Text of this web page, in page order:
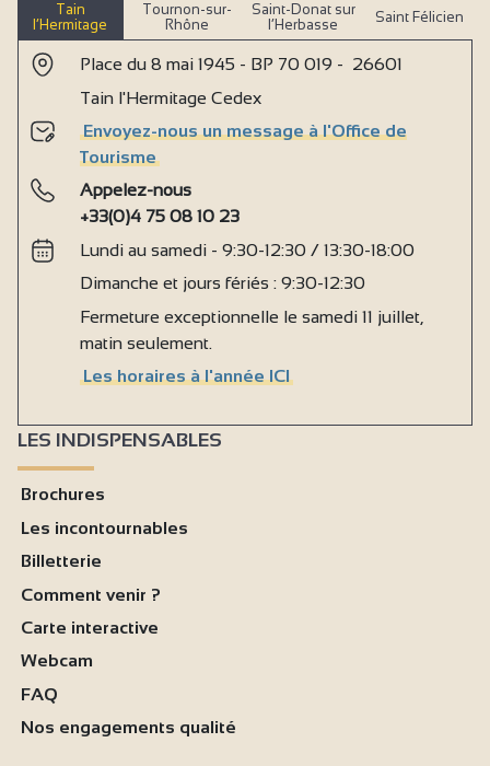
Tain
l’Hermitage
Tournon-sur-
Rhône
Saint-Donat sur
l’Herbasse
Saint Félicien
Place du 8 mai 1945 - BP 70 019 - 26601
Tain l'Hermitage Cedex
Envoyez-nous un message à l'Office de
Tourisme
Appelez-nous
+33(0)4 75 08 10 23
Lundi au samedi - 9:30-12:30 / 13:30-18:00
Dimanche et jours fériés : 9:30-12:30
Fermeture exceptionnelle le samedi 11 juillet,
matin seulement.
Les horaires à l'année ICI
LES INDISPENSABLES
Brochures
Les incontournables
Billetterie
Comment venir ?
Carte interactive
Webcam
FAQ
Nos engagements qualité